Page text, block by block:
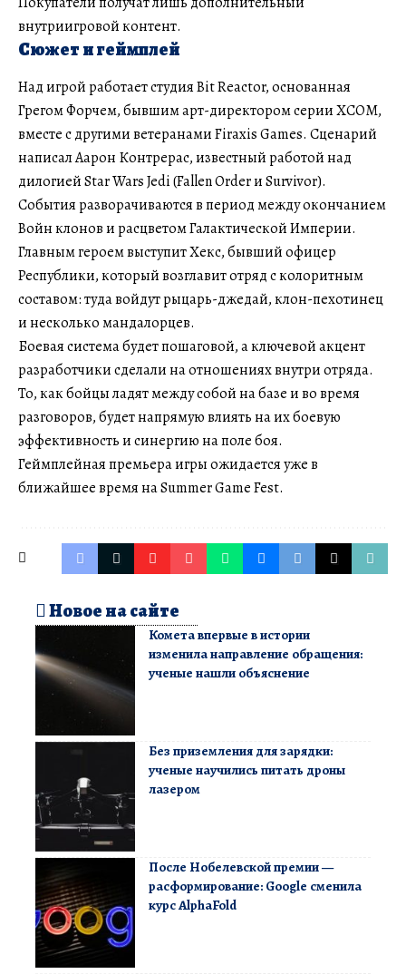
внутриигровой контент.
Сюжет и геймплей
Над игрой работает студия Bit Reactor, основанная
Грегом Форчем, бывшим арт-директором серии XCOM,
вместе с другими ветеранами Firaxis Games. Сценарий
написал Аарон Контрерас, известный работой над
дилогией Star Wars Jedi (Fallen Order и Survivor).
События разворачиваются в период между окончанием
Войн клонов и расцветом Галактической Империи.
Главным героем выступит Хекс, бывший офицер
Республики, который возглавит отряд с колоритным
составом: туда войдут рыцарь-джедай, клон-пехотинец
и несколько мандалорцев.
Боевая система будет пошаговой, а ключевой акцент
разработчики сделали на отношениях внутри отряда.
То, как бойцы ладят между собой на базе и во время
разговоров, будет напрямую влиять на их боевую
эффективность и синергию на поле боя.
Геймплейная премьера игры ожидается уже в
ближайшее время на Summer Game Fest.
Новое на сайте
Комета впервые в истории
изменила направление обращения:
ученые нашли объяснение
Без приземления для зарядки:
ученые научились питать дроны
лазером
После Нобелевской премии —
расформирование: Google сменила
курс AlphaFold